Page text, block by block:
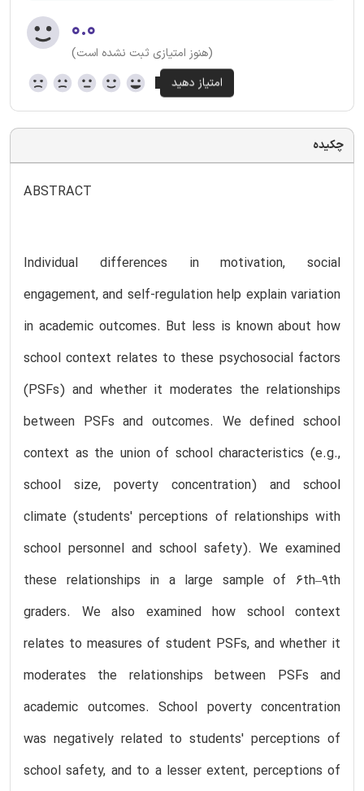
۰.۰
(هنوز امتیازی ثبت نشده است)
چکیده
ABSTRACT
Individual differences in motivation, social
engagement, and self-regulation help explain variation
in academic outcomes. But less is known about how
school context relates to these psychosocial factors
(PSFs) and whether it moderates the relationships
between PSFs and outcomes. We defined school
context as the union of school characteristics (e.g.,
school size, poverty concentration) and school
climate (students' perceptions of relationships with
school personnel and school safety). We examined
these relationships in a large sample of 6th–9th
graders. We also examined how school context
relates to measures of student PSFs, and whether it
moderates the relationships between PSFs and
academic outcomes. School poverty concentration
was negatively related to students' perceptions of
school safety, and to a lesser extent, perceptions of